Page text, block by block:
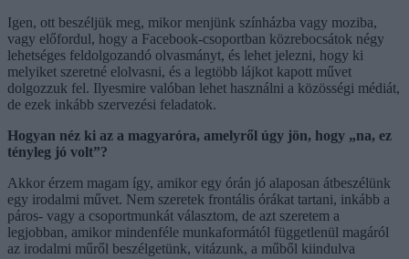
Igen, ott beszéljük meg, mikor menjünk színházba vagy moziba,
vagy előfordul, hogy a Facebook-csoportban közrebocsátok négy
lehetséges feldolgozandó olvasmányt, és lehet jelezni, hogy ki
melyiket szeretné elolvasni, és a legtöbb lájkot kapott művet
dolgozzuk fel. Ilyesmire valóban lehet használni a közösségi médiát,
de ezek inkább szervezési feladatok.
Hogyan néz ki az a magyaróra, amelyről úgy jön, hogy „na, ez
tényleg jó volt”?
Akkor érzem magam így, amikor egy órán jó alaposan átbeszélünk
egy irodalmi művet. Nem szeretek frontális órákat tartani, inkább a
páros- vagy a csoportmunkát választom, de azt szeretem a
legjobban, amikor mindenféle munkaformától függetlenül magáról
az irodalmi műről beszélgetünk, vitázunk, a műből kiindulva